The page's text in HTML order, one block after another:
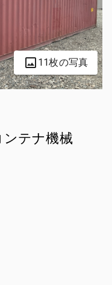
11枚の写真
テナ機械